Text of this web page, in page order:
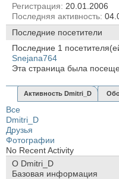
Регистрация
20.01.2006
Последняя активность
Последние посетители
Последние 1
Snejana764
Эта страница была
Активность Dmitri_D
Все
Dmitri_D
Друзья
Фотографии
No Recent Activity
О Dmitri_D
Базовая информация